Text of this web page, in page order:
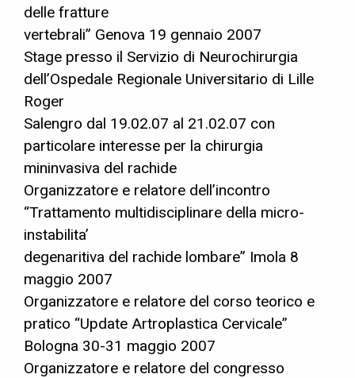
delle fratture
vertebrali” Genova 19 gennaio 2007
Stage presso il Servizio di Neurochirurgia
dell’Ospedale Regionale Universitario di Lille
Roger
Salengro dal 19.02.07 al 21.02.07 con
particolare interesse per la chirurgia
mininvasiva del rachide
Organizzatore e relatore dell’incontro
“Trattamento multidisciplinare della micro-
instabilita’
degenaritiva del rachide lombare” Imola 8
maggio 2007
Organizzatore e relatore del corso teorico e
pratico “Update Artroplastica Cervicale”
Bologna 30-31 maggio 2007
Organizzatore e relatore del congresso